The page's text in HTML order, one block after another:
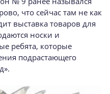
что сейчас там не как
выставка товаров для
носки и
ребята, которые
подрастающего